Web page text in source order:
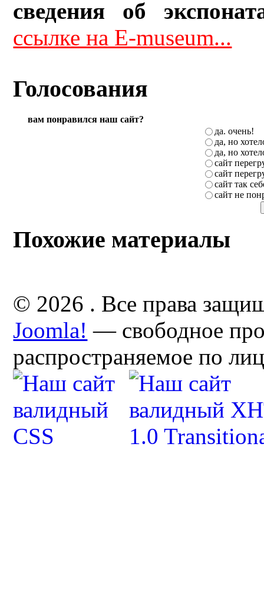
сведения об
ссылке на E-museum...
Голосования
вам понравился наш сайт?
да. очень!
да, но
да, но
сайт
сайт
сайт так
сайт не
Похожие материалы
© 2026 . Все права
Joomla! — свободное
распространяемое по